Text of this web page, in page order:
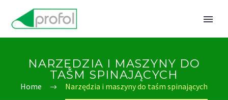
NARZĘDZIA I MASZYNY DO
TAŚM SPINAJĄCYCH
Home Narzędzia i maszyny do taśm spinających